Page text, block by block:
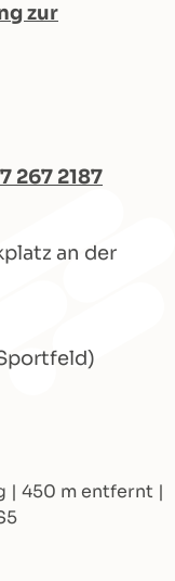
zur
267 2187
an der
| 450 m entfernt |